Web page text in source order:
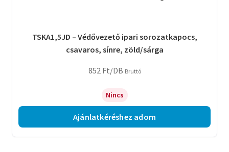
TSKA1,5JD – Védővezető ipari sorozatkapocs,
csavaros, sínre, zöld/sárga
852 Ft/DB Bruttó
Nincs
Ajánlatkéréshez adom